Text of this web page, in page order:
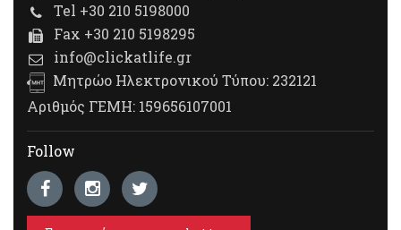
Tel +30 210 5198000
Fax +30 210 5198295
info@clickatlife.gr
Μητρώο Ηλεκτρονικού Τύπου: 232121
Αριθμός ΓΕΜΗ: 159656107001
Follow